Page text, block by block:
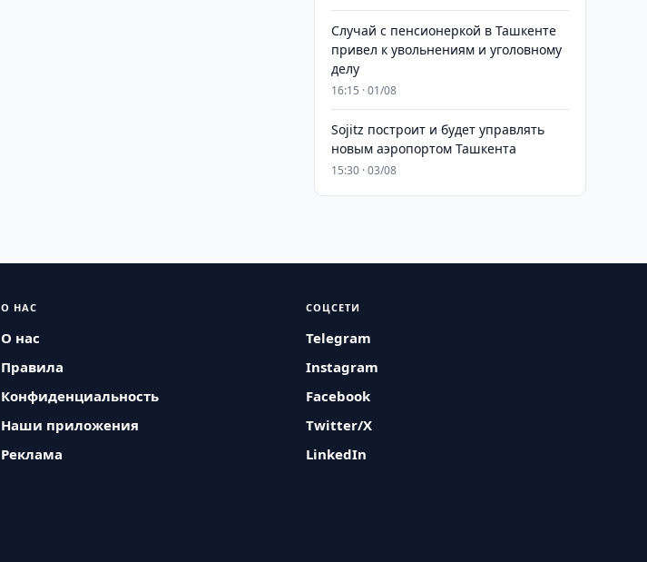
Случай с пенсионеркой в Ташкенте
привел к увольнениям и уголовному
делу
16:15 · 01/08
Sojitz построит и будет управлять
новым аэропортом Ташкента
15:30 · 03/08
О НАС
О нас
Правила
Конфиденциальность
Наши приложения
Реклама
СОЦСЕТИ
Telegram
Instagram
Facebook
Twitter/X
LinkedIn